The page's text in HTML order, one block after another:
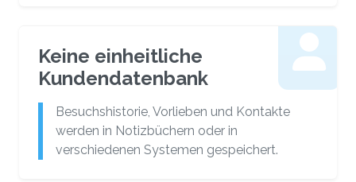
Keine einheitliche
Kundendatenbank
Besuchshistorie, Vorlieben und Kontakte
werden in Notizbüchern oder in
verschiedenen Systemen gespeichert.